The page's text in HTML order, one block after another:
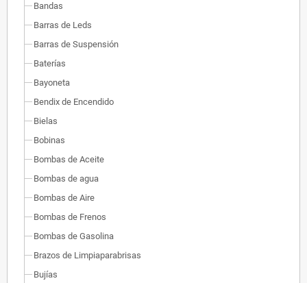
Bandas
Barras de Leds
Barras de Suspensión
Baterías
Bayoneta
Bendix de Encendido
Bielas
Bobinas
Bombas de Aceite
Bombas de agua
Bombas de Aire
Bombas de Frenos
Bombas de Gasolina
Brazos de Limpiaparabrisas
Bujías